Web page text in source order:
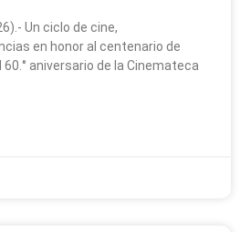
Un ciclo de cine,
en honor al centenario de
aniversario de la Cinemateca